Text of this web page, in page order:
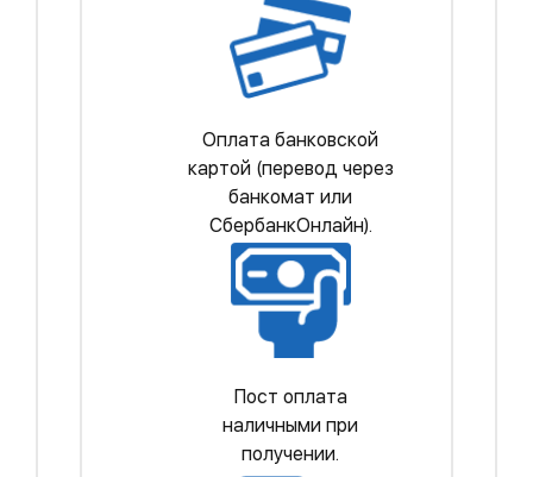
Оплата банковской
картой (перевод через
банкомат или
СбербанкОнлайн).
Пост оплата
наличными при
получении.